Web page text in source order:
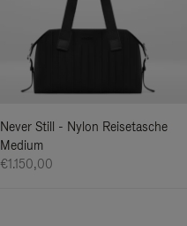
Never Still - Nylon Reisetasche
Medium
€1.150,00